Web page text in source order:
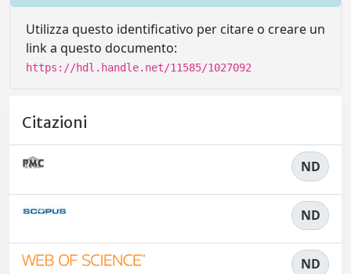
Utilizza questo identificativo per citare o creare un
link a questo documento:
https://hdl.handle.net/11585/1027092
Citazioni
ND
ND
ND